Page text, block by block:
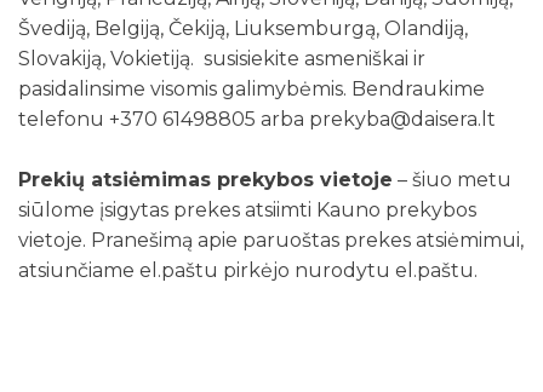
Švediją, Belgiją, Čekiją, Liuksemburgą, Olandiją,
Slovakiją, Vokietiją. susisiekite asmeniškai ir
pasidalinsime visomis galimybėmis. Bendraukime
telefonu +370 61498805 arba prekyba@daisera.lt
Prekių atsiėmimas prekybos vietoje – šiuo metu
siūlome įsigytas prekes atsiimti Kauno prekybos
vietoje. Pranešimą apie paruoštas prekes atsiėmimui,
atsiunčiame el.paštu pirkėjo nurodytu el.paštu.